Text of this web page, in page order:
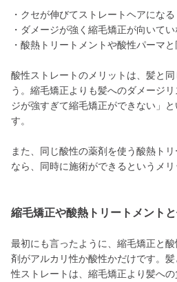
・クセが伸びてストレートヘアになる
・ダメージが強く縮毛矯正が向いて
・酸熱トリートメントや酸性パーマ
酸性ストレートのメリットは、髪と
う。縮毛矯正よりも髪へのダメージ
ジが強すぎて縮毛矯正ができない」
す。
また、同じ酸性の薬剤を使う酸熱ト
なら、同時に施術ができるというメリ
縮毛矯正や酸熱トリートメント
最初にも言ったように、縮毛矯正と
剤がアルカリ性か酸性かだけです。
性ストレートは、縮毛矯正より髪へ